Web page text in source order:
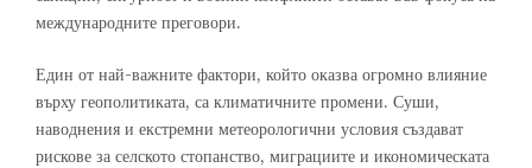
международните преговори.
Един от най-важните фактори, който оказва огромно влияние
върху геополитиката, са климатичните промени. Суши,
наводнения и екстремни метеорологични условия създават
рискове за селското стопанство, миграциите и икономическата